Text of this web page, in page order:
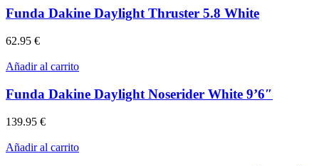
pueden
elegir
97.00 €
Funda Dakine Daylight Thruster 5.8 White
62.95 €
Añadir al carrito
Funda Dakine Daylight Noserider White 9’6″
139.95 €
Añadir al carrito